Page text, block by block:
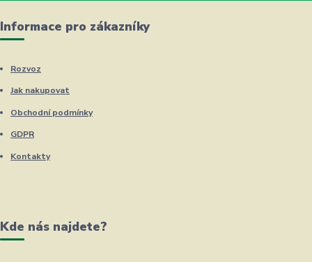
Informace pro zákazníky
Rozvoz
Jak nakupovat
Obchodní podmínky
GDPR
Kontakty
Kde nás najdete?